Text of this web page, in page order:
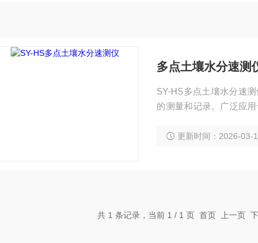
多点土壤水分速测
SY-HS多点土壤水分速
的测量和记录。广泛应
勘探、植物培育等领域。
更新时间：2026-03-
共 1 条记录，当前 1 / 1 页 首页 上一页